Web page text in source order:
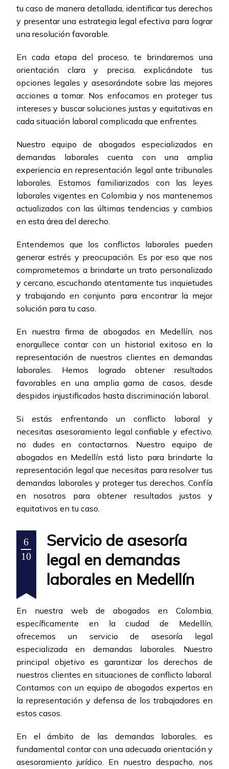
tu caso de manera detallada, identificar tus derechos
y presentar una estrategia legal efectiva para lograr
una resolución favorable.
En cada etapa del proceso, te brindaremos una
orientación clara y precisa, explicándote tus
opciones legales y asesorándote sobre las mejores
acciones a tomar. Nos enfocamos en proteger tus
intereses y buscar soluciones justas y equitativas en
cada situación laboral complicada que enfrentes.
Nuestro equipo de abogados especializados en
demandas laborales cuenta con una amplia
experiencia en representación legal ante tribunales
laborales. Estamos familiarizados con las leyes
laborales vigentes en Colombia y nos mantenemos
actualizados con las últimas tendencias y cambios
en esta área del derecho.
Entendemos que los conflictos laborales pueden
generar estrés y preocupación. Es por eso que nos
comprometemos a brindarte un trato personalizado
y cercano, escuchando atentamente tus inquietudes
y trabajando en conjunto para encontrar la mejor
solución para tu caso.
En nuestra firma de abogados en Medellín, nos
enorgullece contar con un historial exitoso en la
representación de nuestros clientes en demandas
laborales. Hemos logrado obtener resultados
favorables en una amplia gama de casos, desde
despidos injustificados hasta discriminación laboral.
Si estás enfrentando un conflicto laboral y
necesitas asesoramiento legal confiable y efectivo,
no dudes en contactarnos. Nuestro equipo de
abogados en Medellín está listo para brindarte la
representación legal que necesitas para resolver tus
demandas laborales y proteger tus derechos. Confía
en nosotros para obtener resultados justos y
equitativos en tu caso.
6
10
Servicio de asesoría
legal en demandas
laborales en Medellín
En nuestra web de abogados en Colombia,
específicamente en la ciudad de Medellín,
ofrecemos un servicio de asesoría legal
especializada en demandas laborales. Nuestro
principal objetivo es garantizar los derechos de
nuestros clientes en situaciones de conflicto laboral.
Contamos con un equipo de abogados expertos en
la representación y defensa de los trabajadores en
estos casos.
En el ámbito de las demandas laborales, es
fundamental contar con una adecuada orientación y
asesoramiento jurídico. En nuestro despacho, nos